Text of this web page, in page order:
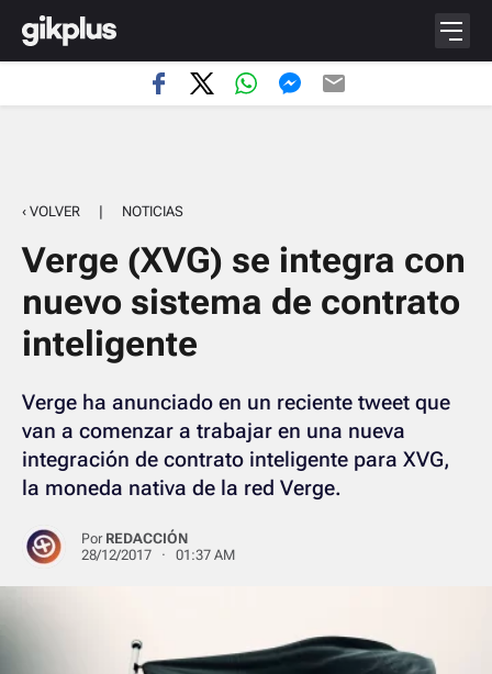
‹ VOLVER | NOTICIAS
Verge (XVG) se integra con
nuevo sistema de contrato
inteligente
Verge ha anunciado en un reciente tweet que
van a comenzar a trabajar en una nueva
integración de contrato inteligente para XVG,
la moneda nativa de la red Verge.
Por REDACCIÓN
28/12/2017 · 01:37 AM